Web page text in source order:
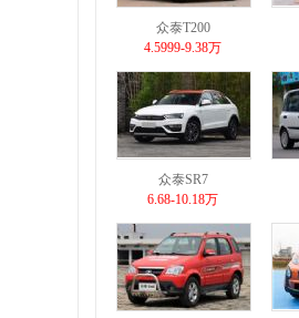
众泰T200
4.5999-9.38万
众泰SR7
6.68-10.18万